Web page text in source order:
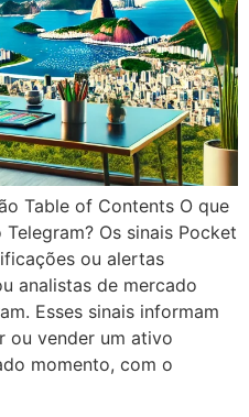
Table of Contents O que
Os sinais Pocket
ou alertas
analistas de mercado
Esses sinais informam
ou vender um ativo
momento, com o